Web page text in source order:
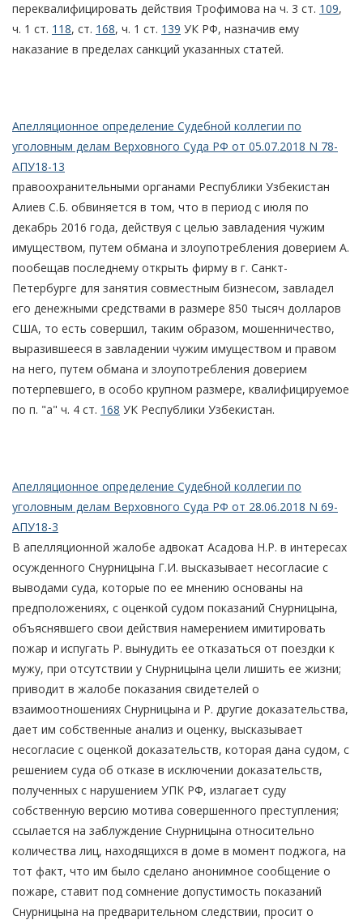
переквалифицировать действия Трофимова на ч. 3 ст. 109,
ч. 1 ст. 118, ст. 168, ч. 1 ст. 139 УК РФ, назначив ему
наказание в пределах санкций указанных статей.
Апелляционное определение Судебной коллегии по
уголовным делам Верховного Суда РФ от 05.07.2018 N 78-
АПУ18-13
правоохранительными органами Республики Узбекистан
Алиев С.Б. обвиняется в том, что в период с июля по
декабрь 2016 года, действуя с целью завладения чужим
имуществом, путем обмана и злоупотребления доверием А.
пообещав последнему открыть фирму в г. Санкт-
Петербурге для занятия совместным бизнесом, завладел
его денежными средствами в размере 850 тысяч долларов
США, то есть совершил, таким образом, мошенничество,
выразившееся в завладении чужим имуществом и правом
на него, путем обмана и злоупотребления доверием
потерпевшего, в особо крупном размере, квалифицируемое
по п. "а" ч. 4 ст. 168 УК Республики Узбекистан.
Апелляционное определение Судебной коллегии по
уголовным делам Верховного Суда РФ от 28.06.2018 N 69-
АПУ18-3
В апелляционной жалобе адвокат Асадова Н.Р. в интересах
осужденного Снурницына Г.И. высказывает несогласие с
выводами суда, которые по ее мнению основаны на
предположениях, с оценкой судом показаний Снурницына,
объяснявшего свои действия намерением имитировать
пожар и испугать Р. вынудить ее отказаться от поездки к
мужу, при отсутствии у Снурницына цели лишить ее жизни;
приводит в жалобе показания свидетелей о
взаимоотношениях Снурницына и Р. другие доказательства,
дает им собственные анализ и оценку, высказывает
несогласие с оценкой доказательств, которая дана судом, с
решением суда об отказе в исключении доказательств,
полученных с нарушением УПК РФ, излагает суду
собственную версию мотива совершенного преступления;
ссылается на заблуждение Снурницына относительно
количества лиц, находящихся в доме в момент поджога, на
тот факт, что им было сделано анонимное сообщение о
пожаре, ставит под сомнение допустимость показаний
Снурницына на предварительном следствии, просит о